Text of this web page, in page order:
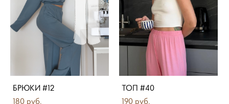
БРЮКИ #12
180 pуб.
ТОП #40
190 pуб.